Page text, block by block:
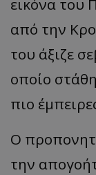
εικόνα του
από την
του άξιζε
οποίο
πιο
Ο
την